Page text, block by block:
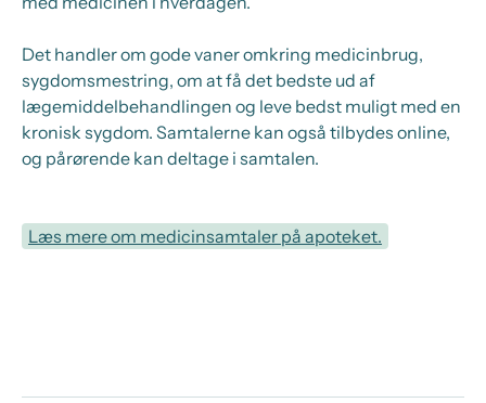
Det handler om gode vaner omkring medicinbrug,
sygdomsmestring, om at få det bedste ud af
lægemiddelbehandlingen og leve bedst muligt med en
kronisk sygdom. Samtalerne kan også tilbydes online,
og pårørende kan deltage i samtalen.
Læs mere om medicinsamtaler på apoteket.